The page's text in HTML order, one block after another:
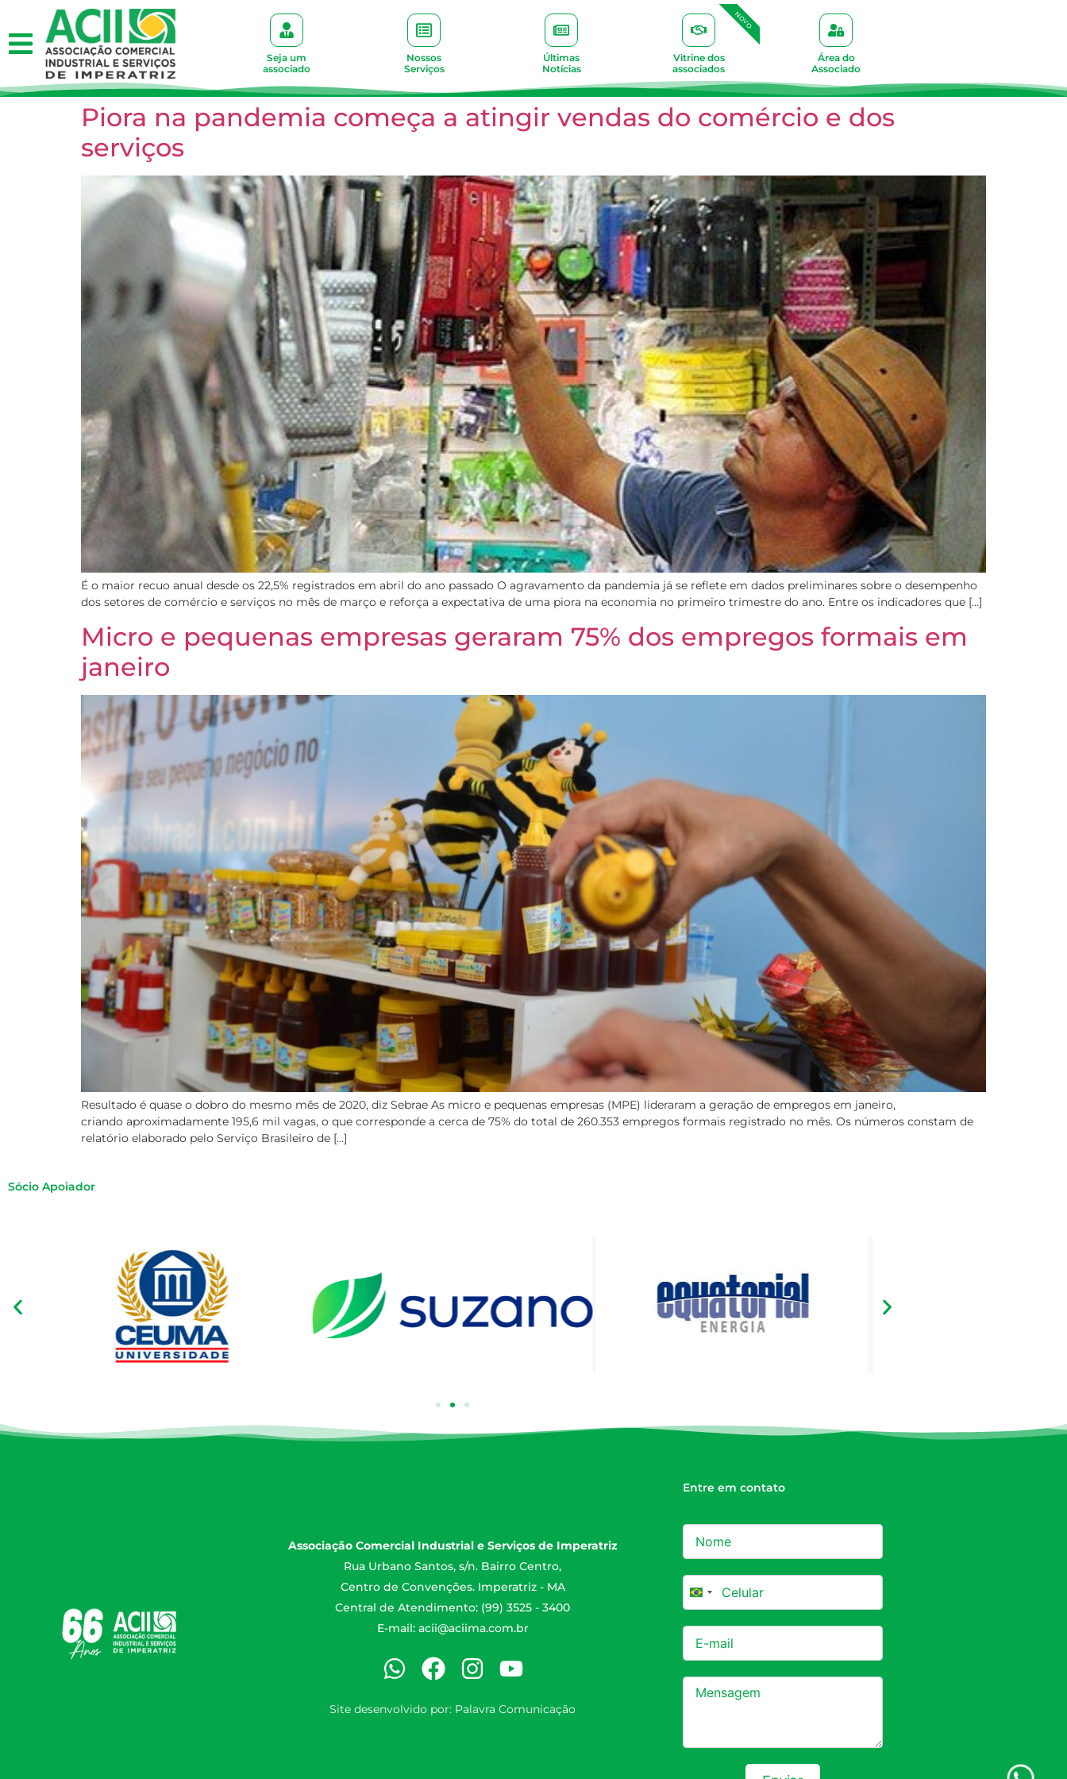
Seja um
associado
Nossos
Serviços
Últimas
Notícias
Vitrine dos
associados
NOVO
Área do
Associado
Piora na pandemia começa a atingir vendas do comércio e dos
serviços
É o maior recuo anual desde os 22,5% registrados em abril do ano passado O agravamento da pandemia já se reflete em dados preliminares sobre o desempenho
dos setores de comércio e serviços no mês de março e reforça a expectativa de uma piora na economia no primeiro trimestre do ano. Entre os indicadores que […]
Micro e pequenas empresas geraram 75% dos empregos formais em
janeiro
Resultado é quase o dobro do mesmo mês de 2020, diz Sebrae As micro e pequenas empresas (MPE) lideraram a geração de empregos em janeiro,
criando aproximadamente 195,6 mil vagas, o que corresponde a cerca de 75% do total de 260.353 empregos formais registrado no mês. Os números constam de
relatório elaborado pelo Serviço Brasileiro de […]
Sócio Apoiador
Associação Comercial Industrial e Serviços de Imperatriz
Rua Urbano Santos, s/n. Bairro Centro,
Centro de Convenções. Imperatriz - MA
Central de Atendimento: (99) 3525 - 3400
E-mail: acii@aciima.com.br
Site desenvolvido por: Palavra Comunicação
Entre em contato
Brazil +55